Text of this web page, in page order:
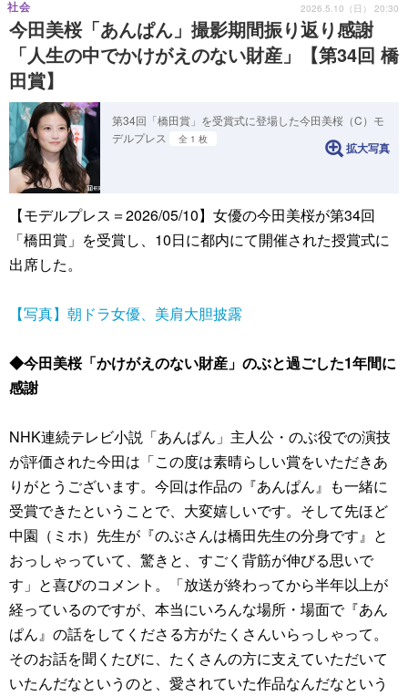
今田美桜「あんぱん」撮影期間振り返り感謝
「人生の中でかけがえのない財産」【第34回 橋
田賞】
社会 2026.5.10（日） 20:30
第34回「橋田賞」を受賞式に登場した今田美桜（C）モ
デルプレス
全 1 枚
拡大写真
【モデルプレス＝2026/05/10】女優の今田美桜が第34回
「橋田賞」を受賞し、10日に都内にて開催された授賞式に
出席した。
【写真】朝ドラ女優、美肩大胆披露
◆今田美桜「かけがえのない財産」のぶと過ごした1年間に
感謝
NHK連続テレビ小説「あんぱん」主人公・のぶ役での演技
が評価された今田は「この度は素晴らしい賞をいただきあ
りがとうございます。今回は作品の『あんぱん』も一緒に
受賞できたということで、大変嬉しいです。そして先ほど
中園（ミホ）先生が『のぶさんは橋田先生の分身です』と
おっしゃっていて、驚きと、すごく背筋が伸びる思いで
す」と喜びのコメント。「放送が終わってから半年以上が
経っているのですが、本当にいろんな場所・場面で『あん
ぱん』の話をしてくださる方がたくさんいらっしゃって。
そのお話を聞くたびに、たくさんの方に支えていただいて
いたんだなというのと、愛されていた作品なんだなという